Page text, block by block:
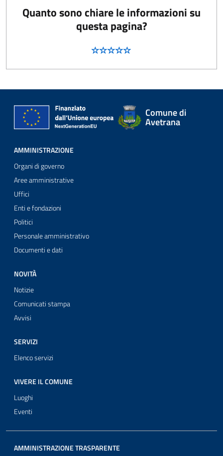
Quanto sono chiare le informazioni su
questa pagina?
Comune di
Avetrana
AMMINISTRAZIONE
Organi di governo
Aree amministrative
Uffici
Enti e fondazioni
Politici
Personale amministrativo
Documenti e dati
NOVITÀ
Notizie
Comunicati stampa
Avvisi
SERVIZI
Elenco servizi
VIVERE IL COMUNE
Luoghi
Eventi
AMMINISTRAZIONE TRASPARENTE